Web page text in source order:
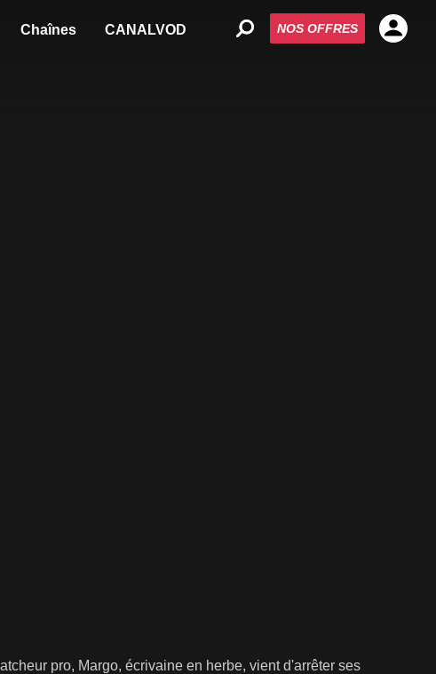
Chaînes CANALVOD NOS OFFRES
pro, Margo, écrivaine en herbe, vient d'arrêter ses